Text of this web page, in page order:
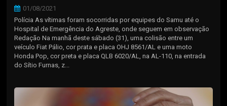
01/08/2021
Polícia As vítimas foram socorridas por equipes do Samu até o
Hospital de Emergência do Agreste, onde seguem em observação
Redação Na manhã deste sábado (31), uma colisão entre um
veículo Fiat Pálio, cor prata e placa OHJ 8561/AL e uma moto
Honda Pop, cor preta e placa QLB 6020/AL, na AL-110, na entrada
do Sítio Furnas, z...